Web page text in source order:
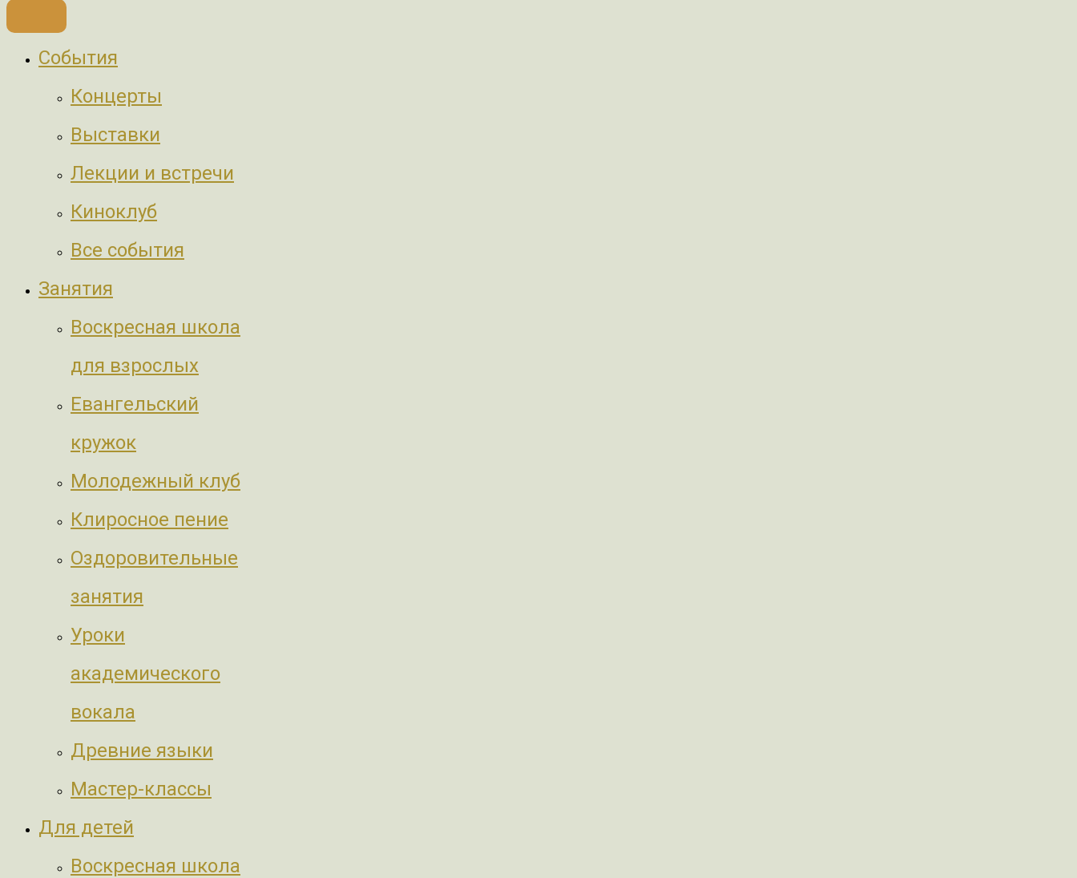
События
Концерты
Выставки
Лекции и встречи
Киноклуб
Все события
Занятия
Воскресная школа
для взрослых
Евангельский
кружок
Молодежный клуб
Клиросное пение
Оздоровительные
занятия
Уроки
академического
вокала
Древние языки
Мастер-классы
Для детей
Воскресная школа